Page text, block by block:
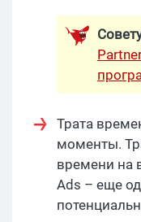
Трата
моменты.
времени на
Ads – еще